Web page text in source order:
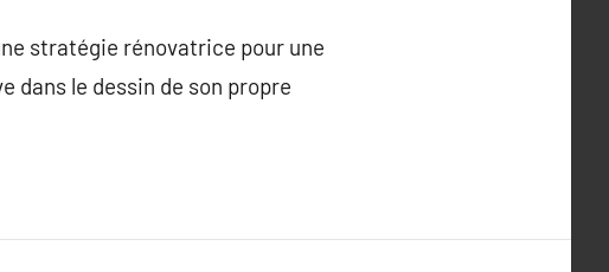
stratégie rénovatrice pour une
dans le dessin de son propre